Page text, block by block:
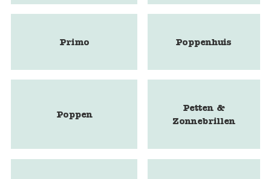
Primo Poppenhuis
Poppen
Petten &
Zonnebrillen